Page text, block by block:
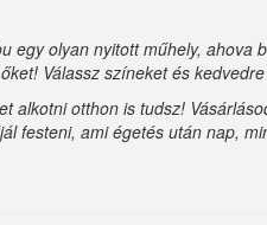
egy olyan nyitott műhely,
Válassz színeket és
alkotni otthon is tudsz!
festeni, ami égetés után nap,